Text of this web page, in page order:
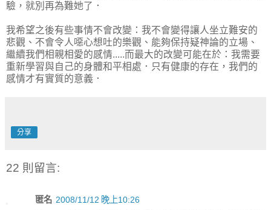
驗，就別再為難她了．
我希望之後有些事情不會改變：我不會變得讓人坐立難安的
悲觀、不會令人噁心想吐的樂觀、能夠保持疑神論的立場、
繼續我們相親相愛的感情.....而最大的改變可能在於：我需要
重新學習與自己的身體和平相處．只有健康的存在，我們的
感情才有實質的意義．
分享
22 則留言:
匿名 2008/11/12 晚上10:26